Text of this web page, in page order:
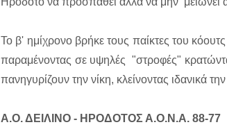
Το β' ημίχρονο βρήκε τους παίκτες του
παραμένοντας σε υψηλές "στροφές"
πανηγυρίζουν την νίκη, κλείνοντας ιδανικά
Α.Ο. ΔΕΙΛΙΝΟ - ΗΡΟΔΟΤΟΣ Α.Ο.Ν.Α. 88-77